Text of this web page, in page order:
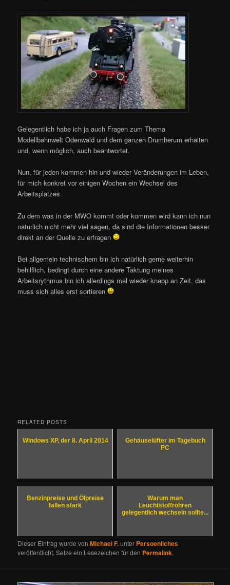
Gelegentlich habe ich ja auch Fragen zum Thema
Modellbahnwelt Odenwald und dem ganzen Drumherum erhalten
und, wenn möglich, auch beantwortet.
Nun, für jeden kommen hin und wieder Veränderungen im Leben,
für mich konkret vor einigen Wochen ein Wechsel des
Arbeitsplatzes.
Zu dem was in der MWO kommt oder kommen wird kann ich nun
natürlich nicht mehr viel sagen, da sind die Informationen besser
direkt an der Quelle zu erfragen
Bei allgemein technischem bin ich natürlich gerne weiterhin
behilflich, bedingt durch eine andere Taktung meines
Arbeitsrythmus bin ich allerdings mal wieder knapp an Zeit, das
muss sich alles erst sortieren
RELATED POSTS:
Windows XP, der 8. April 2014
Gehäuselüfter im Tagebuch
PC
Benzinpreise und Ölpreise
fallen stark
Warum man
Leuchtstoffröhren
gelegentlich wechseln sollte...
Dieser Eintrag wurde vonMichael F.unter Persoenliches
veröffentlicht. Setze ein Lesezeichen für den Permalink.